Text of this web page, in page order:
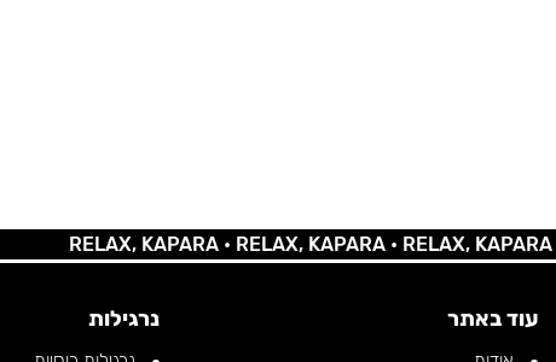
RELAX, KAPARA •RELAX, KAPARA •RELAX, KAPARA •
עוד באתר נרגילות